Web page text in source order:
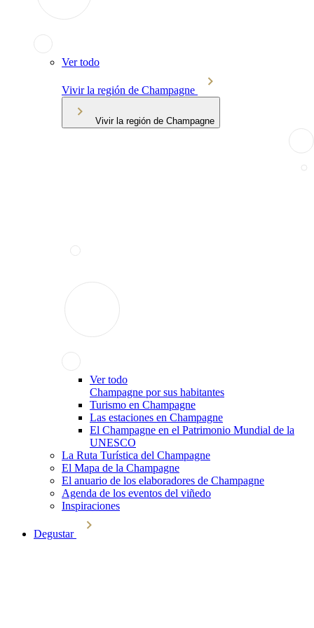
Ver todo
Vivir la región de Champagne
Vivir la región de Champagne
Ver todo
Champagne por sus habitantes
Turismo en Champagne
Las estaciones en Champagne
El Champagne en el Patrimonio Mundial de la
UNESCO
La Ruta Turística del Champagne
El Mapa de la Champagne
El anuario de los elaboradores de Champagne
Agenda de los eventos del viñedo
Inspiraciones
Degustar